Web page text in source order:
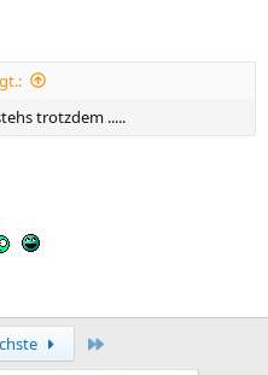
trotzdem .....